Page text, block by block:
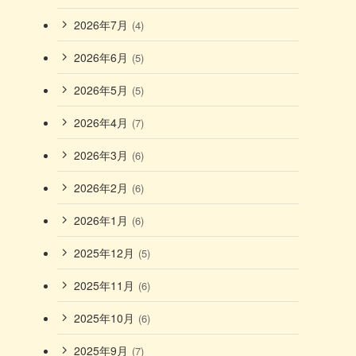
2026年7月 (4)
2026年6月 (5)
2026年5月 (5)
2026年4月 (7)
2026年3月 (6)
2026年2月 (6)
2026年1月 (6)
2025年12月 (5)
2025年11月 (6)
2025年10月 (6)
2025年9月 (7)